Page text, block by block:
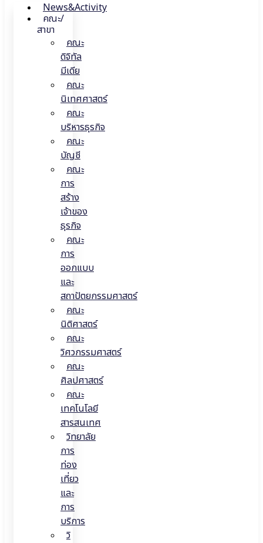
News&Activity
คณะ/
สาขา
คณะ
ดิจิทัล
มีเดีย
คณะ
นิเทศศาสตร์
คณะ
บริหารธุรกิจ
คณะ
บัญชี
คณะ
การ
สร้าง
เจ้าของ
ธุรกิจ
คณะ
การ
ออกแบบ
และ
สถาปัตยกรรมศาสตร์
คณะ
นิติศาสตร์
คณะ
วิศวกรรมศาสตร์
คณะ
ศิลปศาสตร์
คณะ
เทคโนโลยี
สารสนเทศ
วิทยาลัย
การ
ท่อง
เที่ยว
และ
การ
บริการ
วิ